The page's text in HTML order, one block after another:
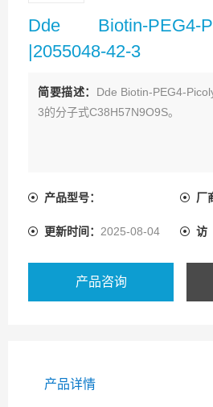
Dde Biotin-
|2055048-42-3
简要描述： Dde Biotin-PEG4-
3的分子式C38H57N9O9S。
产品型号： 厂
更新时间： 2025-08-04 访
产品咨询
产品详情